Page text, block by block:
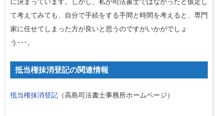
て考えてみても、自分で手続をする手間と時間を考えると、専門
家に任せてしまった方が良いと思うのですがいかがでしょ
う･･･。
抵当権抹消登記の関連情報
抵当権抹消登記 （高島司法書士事務所ホームページ）